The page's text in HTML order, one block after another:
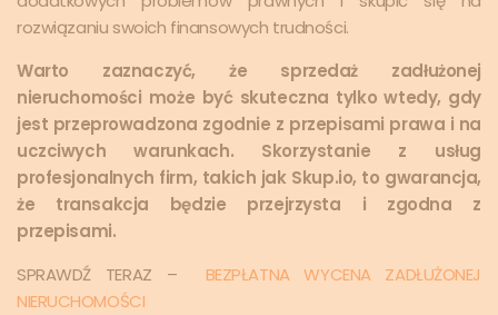
rozwiązaniu swoich finansowych trudności.
Warto zaznaczyć, że sprzedaż zadłużonej
nieruchomości może być skuteczna tylko wtedy, gdy
jest przeprowadzona zgodnie z przepisami prawa i na
uczciwych warunkach. Skorzystanie z usług
profesjonalnych firm, takich jak Skup.io, to gwarancja,
że transakcja będzie przejrzysta i zgodna z
przepisami.
SPRAWDŹ TERAZ –
BEZPŁATNA WYCENA ZADŁUŻONEJ
NIERUCHOMOŚCI